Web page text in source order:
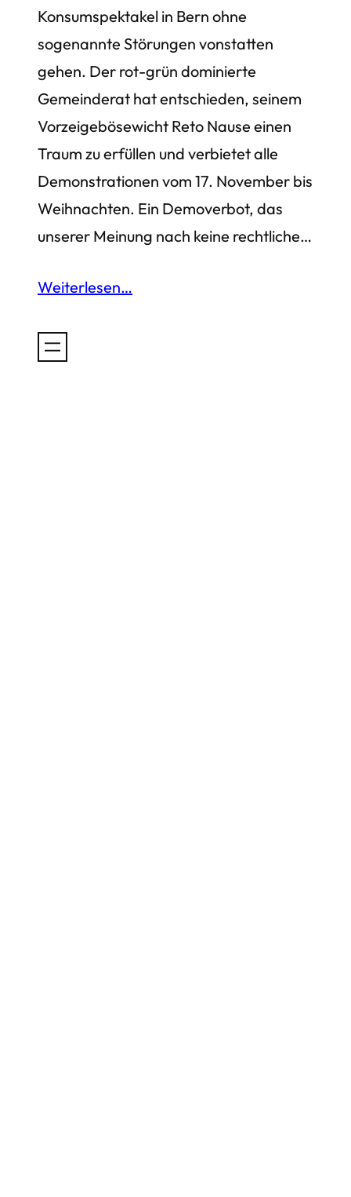
Konsumspektakel in Bern ohne
sogenannte Störungen vonstatten
gehen. Der rot-grün dominierte
Gemeinderat hat entschieden, seinem
Vorzeigebösewicht Reto Nause einen
Traum zu erfüllen und verbietet alle
Demonstrationen vom 17. November bis
Weihnachten. Ein Demoverbot, das
unserer Meinung nach keine rechtliche…
Weiterlesen…